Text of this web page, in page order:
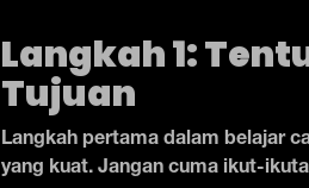
Langkah 1:
Tujuan
Langkah pertama dalam belajar
yang kuat. Jangan cuma ikut-